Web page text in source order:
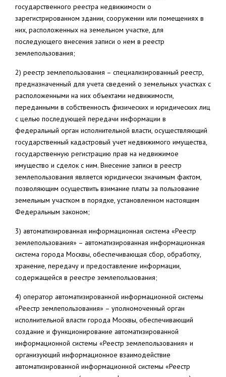
государственного реестра недвижимости о
зарегистрированном здании, сооружении или помещениях в
них, расположенных на земельном участке, для
последующего внесения записи о нем в реестр
землепользования;
2) реестр землепользования – специализированный реестр,
предназначенный для учета сведений о земельных участках с
расположенными на них объектами недвижимости,
переданными в собственность физических и юридических лиц
с целью последующей передачи информации в
федеральный орган исполнительной власти, осуществляющий
государственный кадастровый учет недвижимого имущества,
государственную регистрацию прав на недвижимое
имущество и сделок с ним. Внесение записи в реестр
землепользования является юридически значимым фактом,
позволяющим осуществить взимание платы за пользование
земельным участком в порядке, установленном настоящим
Федеральным законом;
3) автоматизированная информационная система «Реестр
землепользования» – автоматизированная информационная
система города Москвы, обеспечивающая сбор, обработку,
хранение, передачу и предоставление информации,
содержащейся в реестре землепользования;
4) оператор автоматизированной информационной системы
«Реестр землепользования» – уполномоченный орган
исполнительной власти города Москвы, обеспечивающий
создание и функционирование автоматизированной
информационной системы «Реестр землепользования» и
организующий информационное взаимодействие
автоматизированной информационной системы «Реестр